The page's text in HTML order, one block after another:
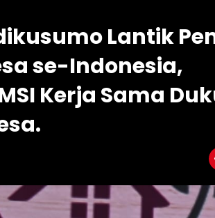
Lantik
se-Indonesia,
Kerja Sama